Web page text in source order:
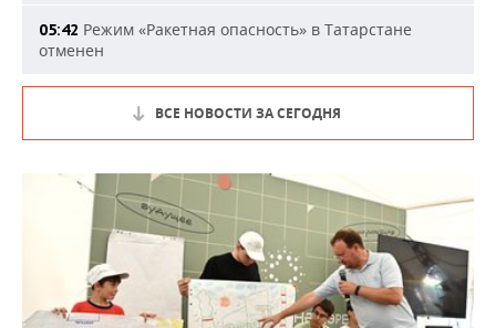
05:42 Режим «Ракетная опасность» в Татарстане
отменен
ВСЕ НОВОСТИ ЗА СЕГОДНЯ